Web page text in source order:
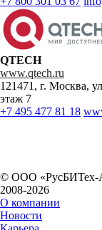
QTECH
www.qtech.ru
121471, г. Москва,
этаж 7
+7 495 477 81 18
© ООО «РусБИТех-
2008-2026
О компании
Новости